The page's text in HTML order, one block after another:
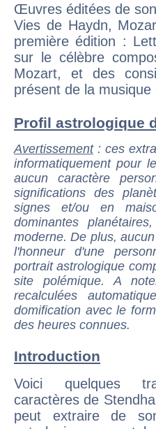
Œuvres éditées de
Vies de Haydn,
première édition :
sur le célèbre
Mozart, et des
présent de la
Profil astrologique
Avertissement: ces
informatiquement pour
aucun caractère
significations des
signes et/ou en
dominantes
moderne. De plus,
l'honneur d'une
portrait astrologique
site polémique. A
recalculées
domification avec le
des heures connues.
Introduction
Voici quelques
caractères de
peut extraire de